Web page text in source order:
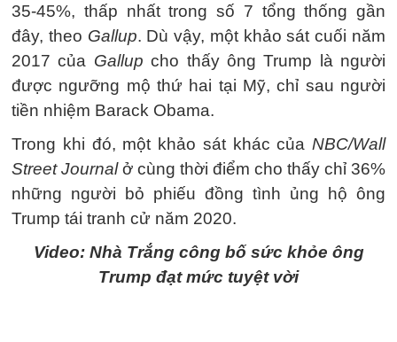
35-45%, thấp nhất trong số 7 tổng thống gần
đây, theo Gallup. Dù vậy, một khảo sát cuối năm
2017 của Gallup cho thấy ông Trump là người
được ngưỡng mộ thứ hai tại Mỹ, chỉ sau người
tiền nhiệm Barack Obama.
Trong khi đó, một khảo sát khác của NBC/Wall
Street Journalở cùng thời điểm cho thấy chỉ 36%
những người bỏ phiếu đồng tình ủng hộ ông
Trump tái tranh cử năm 2020.
Video: Nhà Trắng công bố sức khỏe ông
Trump đạt mức tuyệt vời